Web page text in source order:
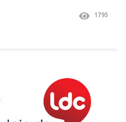
1795